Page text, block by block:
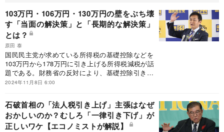
103万円・106万円・130万円の壁をぶち壊
す「当面の解決策」と「長期的な解決策」
とは？
原田 泰
国民民主党が求めている所得税の基礎控除などを
103万円から178万円に引き上げる所得税減税が話
題である。財務省の反対により、基礎控除引き上
げが国民の税引き後所得増、つまり手取りを増や
しまっているようだ。しかし、基礎控除引き上げ
の本来の目的は、働きたい人が働くと損する制度
を改めることだ。このことを説明したい。
2024年11月8日 6:00
石破首相の「法人税引き上げ」主張はなぜ
おかしいのか？むしろ「一律引き下げ」が
正しいワケ【エコノミストが解説】